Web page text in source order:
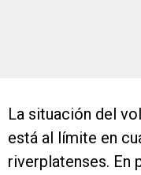
La situación del
está al límite en
riverplatenses. En